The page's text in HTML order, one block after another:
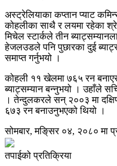
अस्ट्रेलियाका कप्तान प्याट
कोहलीका साथै र लयमा रहेका
मिचेल स्टार्कले तीन
हेजलउडले पनि पुछारका दुई
समाप्त गर्नुभयो ।
कोहली ११ खेलमा ७६५ रन
ब्याट्सम्यान बन्नुभयो । उहाँले
। तेन्दुलकरले सन् २००३ मा
६७३ रन बनाउनुभएको थियो ।
सोमबार, मङि्सर ०४, २०८० मा
तपाईको प्रतिक्रिया